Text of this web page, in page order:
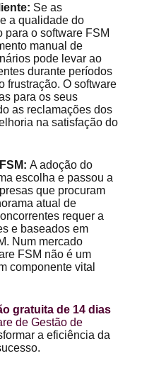
Se as
a qualidade do
para o software FSM
manual de
pode levar ao
durante períodos
frustração. O software
para os seus
as reclamações dos
na satisfação do
A adoção do
escolha e passou a
que procuram
atual de
requer a
e baseados em
Num mercado
FSM não é um
componente vital
gratuita de 14 dias
de Gestão de
a eficiência da